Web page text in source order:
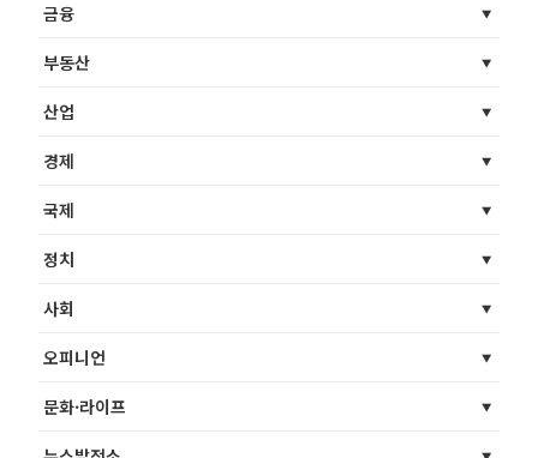
금융
부동산
산업
경제
국제
정치
사회
오피니언
문화·라이프